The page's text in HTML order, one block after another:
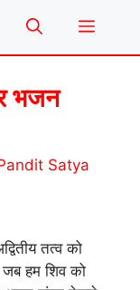
Menu
भजन
Satya
तत्व को
जब हम शिव को